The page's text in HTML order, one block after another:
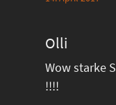
Olli
Wow starke
!!!!